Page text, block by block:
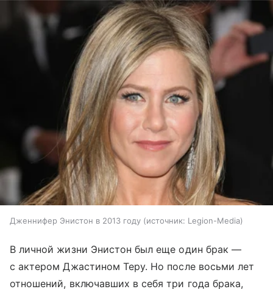
Дженнифер Энистон в 2013 году источник: Legion-Media
В личной жизни Энистон был еще один брак —
с актером Джастином Теру. Но после восьми лет
отношений, включавших в себя три года брака,